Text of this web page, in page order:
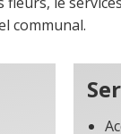
communal.